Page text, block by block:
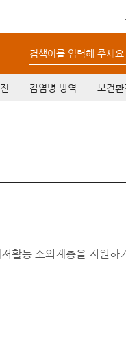
검색어를 입력해 주세요
감염병·방역 보건
활동 소외계층을 지원하